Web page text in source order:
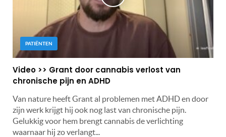
PATIËNTEN
Video >> Grant door cannabis verlost van
chronische pijn en ADHD
Van nature heeft Grant al problemen met ADHD en door
zijn werk krijgt hij ook nog last van chronische pijn.
Gelukkig voor hem brengt cannabis de verlichting
waarnaar hij zo verlangt...